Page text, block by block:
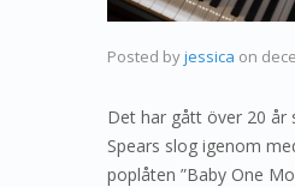
Posted byjessica on
Det har gått över 20 år
Spears slog igenom
poplåten ”Baby One